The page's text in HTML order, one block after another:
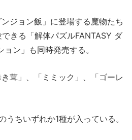
ジョン飯」に登場する魔物たち
きる「解体パズルFANTASY ダ
ン」も同時発売する。
茸」、「ミミック」、「ゴーレ
ちいずれか1種が入っている。